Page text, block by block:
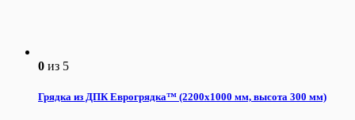
0 из 5
Грядка из ДПК Еврогрядка™ (2200х1000 мм, высота 300 мм)